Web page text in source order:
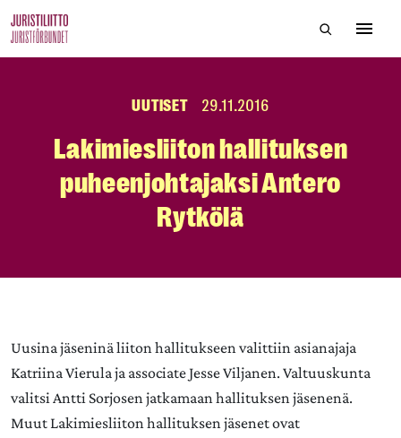
to
Hae
UUTISET 29.11.2016
Lakimiesliiton hallituksen
puheenjohtajaksi Antero
Rytkölä
Uusina jäseninä liiton hallitukseen valittiin asianajaja
Katriina Vierula ja associate Jesse Viljanen. Valtuuskunta
valitsi Antti Sorjosen jatkamaan hallituksen jäsenenä.
Muut Lakimiesliiton hallituksen jäsenet ovat